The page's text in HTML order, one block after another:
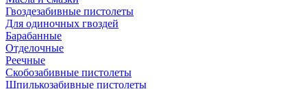
Гвоздезабивные пистолеты
Для одиночных гвоздей
Барабанные
Отделочные
Реечные
Скобозабивные пистолеты
Шпилькозабивные пистолеты